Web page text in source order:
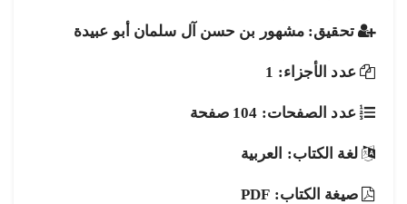
تحقيق: مشهور بن حسن آل سلمان أبو عبيدة
عدد الأجزاء: 1
عدد الصفحات: 104 صفحة
لغة الكتاب: العربية
صيغة الكتاب: PDF